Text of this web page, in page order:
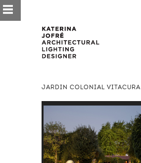
JARDIN COLONIAL VITACURA